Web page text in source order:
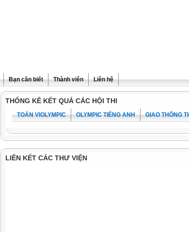
Bạn cần biết Thành viên Liên hệ
THỐNG KÊ KẾT QUẢ CÁC HỘI THI
TOÁN VIOLYMPIC OLYMPIC TIẾNG ANH GIAO THÔNG
LIÊN KẾT CÁC THƯ VIỆN